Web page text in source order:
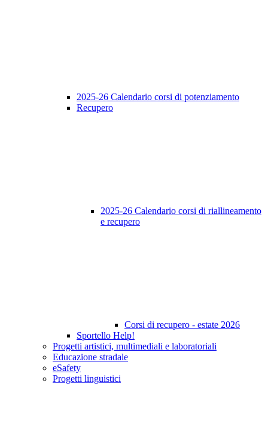
2025-26 Calendario corsi di potenziamento
Recupero
2025-26 Calendario corsi di riallineamento
e recupero
Corsi di recupero - estate 2026
Sportello Help!
Progetti artistici, multimediali e laboratoriali
Educazione stradale
eSafety
Progetti linguistici